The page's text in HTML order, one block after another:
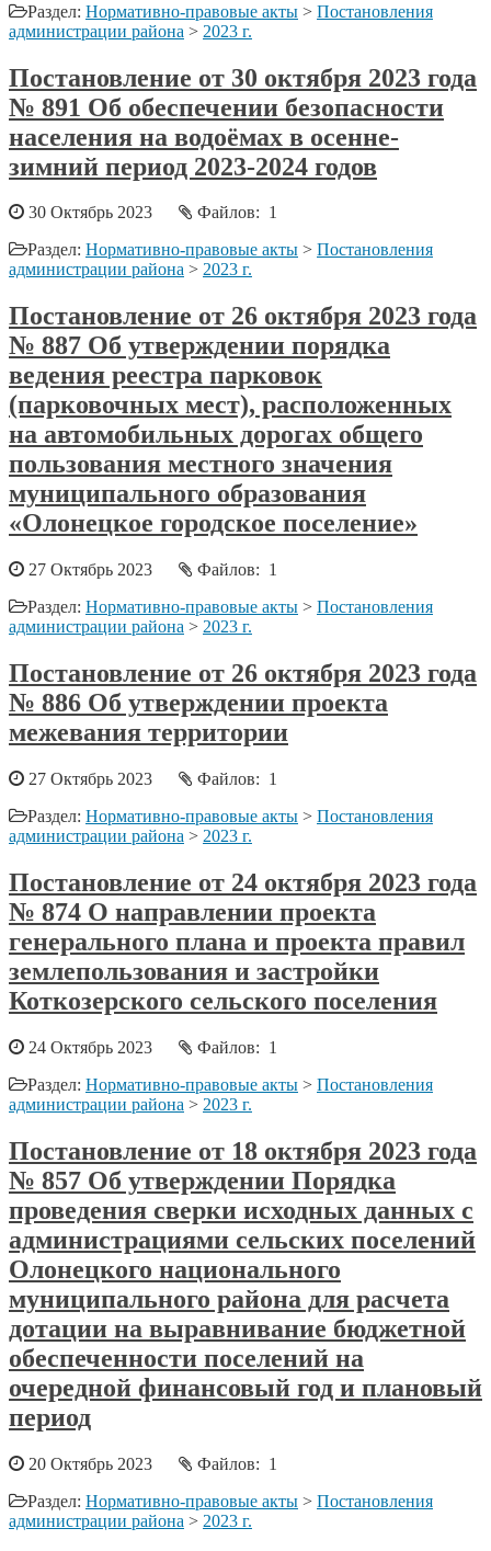
Раздел: Нормативно-правовые акты > Постановления
администрации района > 2023 г.
Постановление от 30 октября 2023 года
№ 891 Об обеспечении безопасности
населения на водоёмах в осенне-
зимний период 2023-2024 годов
30 Октябрь 2023
Файлов: 1
Раздел: Нормативно-правовые акты > Постановления
администрации района > 2023 г.
Постановление от 26 октября 2023 года
№ 887 Об утверждении порядка
ведения реестра парковок
(парковочных мест), расположенных
на автомобильных дорогах общего
пользования местного значения
муниципального образования
«Олонецкое городское поселение»
27 Октябрь 2023
Файлов: 1
Раздел: Нормативно-правовые акты > Постановления
администрации района > 2023 г.
Постановление от 26 октября 2023 года
№ 886 Об утверждении проекта
межевания территории
27 Октябрь 2023
Файлов: 1
Раздел: Нормативно-правовые акты > Постановления
администрации района > 2023 г.
Постановление от 24 октября 2023 года
№ 874 О направлении проекта
генерального плана и проекта правил
землепользования и застройки
Коткозерского сельского поселения
24 Октябрь 2023
Файлов: 1
Раздел: Нормативно-правовые акты > Постановления
администрации района > 2023 г.
Постановление от 18 октября 2023 года
№ 857 Об утверждении Порядка
проведения сверки исходных данных с
администрациями сельских поселений
Олонецкого национального
муниципального района для расчета
дотации на выравнивание бюджетной
обеспеченности поселений на
очередной финансовый год и плановый
период
20 Октябрь 2023
Файлов: 1
Раздел: Нормативно-правовые акты > Постановления
администрации района > 2023 г.